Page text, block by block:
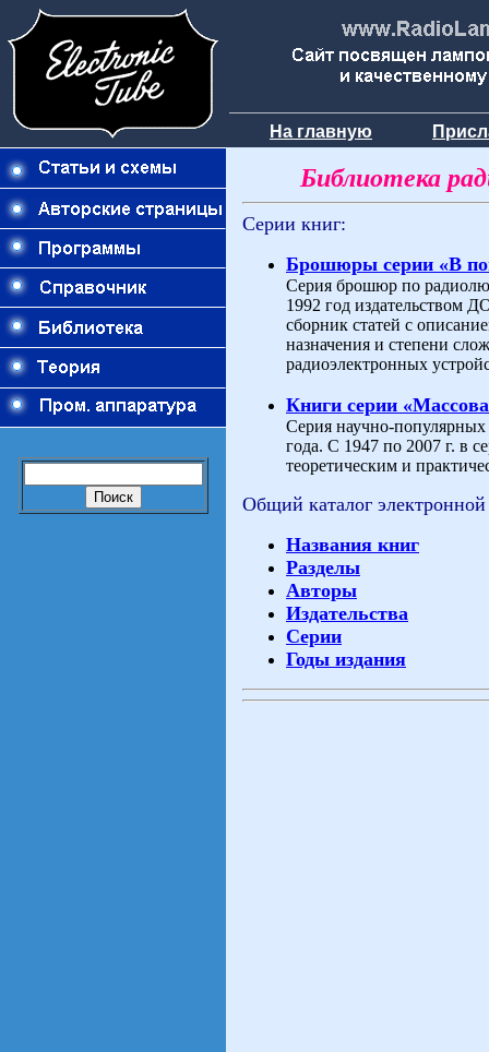
На главную
Библиотека
Серии книг:
Брошюры серии «В
Серия брошюр по
1992 год издательством
сборник статей с
назначения и степени
радиоэлектронных
Книги серии
Серия научно-
года. С 1947 по 2007 г. в
теоретическим и
Общий каталог
Названия книг
Разделы
Авторы
Издательства
Серии
Годы издания